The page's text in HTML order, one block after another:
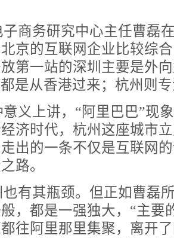
务研究中心主任曹磊在
京的互联网企业比较综
第一站的深圳主要是外
是从香港过来；杭州则
上讲，“阿里巴巴”现象
济时代，杭州这座城市
出的一条不仅是互联网
路。
其瓶颈。但正如曹磊所
，都是一强独大，“主要
往阿里那里集聚，离开